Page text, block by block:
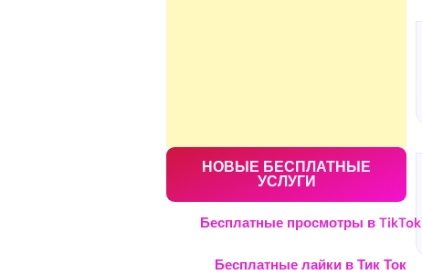
НОВЫЕ БЕСПЛАТНЫЕ
УСЛУГИ
Бесплатные просмотры в TikTok
Бесплатные лайки в Тик Ток